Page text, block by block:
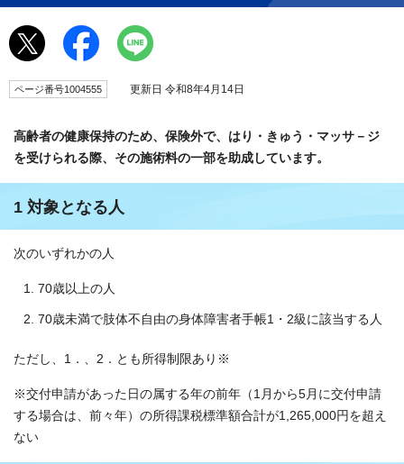
ページ番号1004555 更新日 令和8年4月14日
高齢者の健康保持のため、保険外で、はり・きゅう・マッサ－ジ
を受けられる際、その施術料の一部を助成しています。
1 対象となる人
次のいずれかの人
70歳以上の人
70歳未満で肢体不自由の身体障害者手帳1・2級に該当する人
ただし、1．、2．とも所得制限あり※
※交付申請があった日の属する年の前年（1月から5月に交付申請
する場合は、前々年）の所得課税標準額合計が1,265,000円を超え
ない